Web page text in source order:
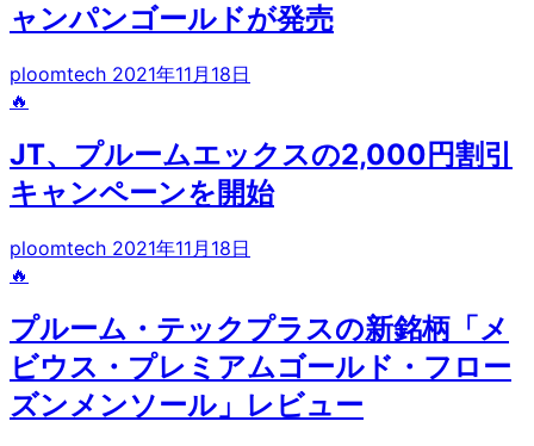
ャンパンゴールドが発売
ploomtech 2021年11月18日
🔥
JT、プルームエックスの2,000円割引
キャンペーンを開始
ploomtech 2021年11月18日
🔥
プルーム・テックプラスの新銘柄「メ
ビウス・プレミアムゴールド・フロー
ズンメンソール」レビュー